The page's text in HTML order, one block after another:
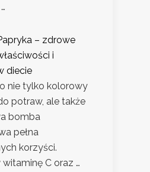
– zdrowe
i
diecie
nie tylko kolorowy
potraw, ale także
bomba
pełna
korzyści.
C oraz …